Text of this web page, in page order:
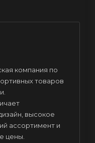
компания по
товаров
высокое
ассортимент и
цены.